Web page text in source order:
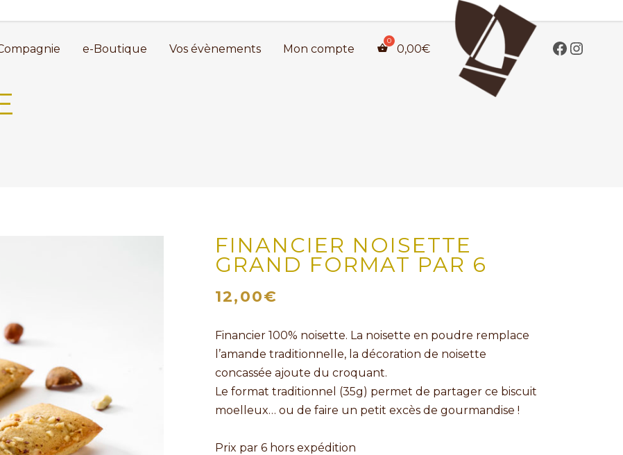
e-Boutique Vos évènements Mon compte 0,00€
FINANCIER NOISETTE
GRAND FORMAT PAR 6
12,00€
Financier 100% noisette. La noisette en poudre remplace
l’amande traditionnelle, la décoration de noisette
concassée ajoute du croquant.
Le format traditionnel (35g) permet de partager ce biscuit
moelleux… ou de faire un petit excès de gourmandise !
Prix par 6 hors expédition